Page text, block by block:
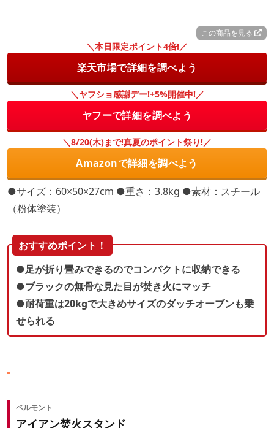
この商品を見る
＼本日限定ポイント4倍!／
楽天市場で詳細を調べよう
＼ヤフショ感謝デー!+5%開催中!／
ヤフーで詳細を調べよう
＼8/20(木)まで!真夏のポイント祭り!／
Amazonで詳細を調べよう
●サイズ：60×50×27cm ●重さ：3.8kg ●素材：スチール
（粉体塗装）
おすすめポイント！
●足が折り畳みできるのでコンパクトに収納できる
●ブラックの無骨な見た目が焚き火にマッチ
●耐荷重は20kgで大きめサイズのダッチオーブンも乗
せられる
ベルモント
アイアン焚火スタンド